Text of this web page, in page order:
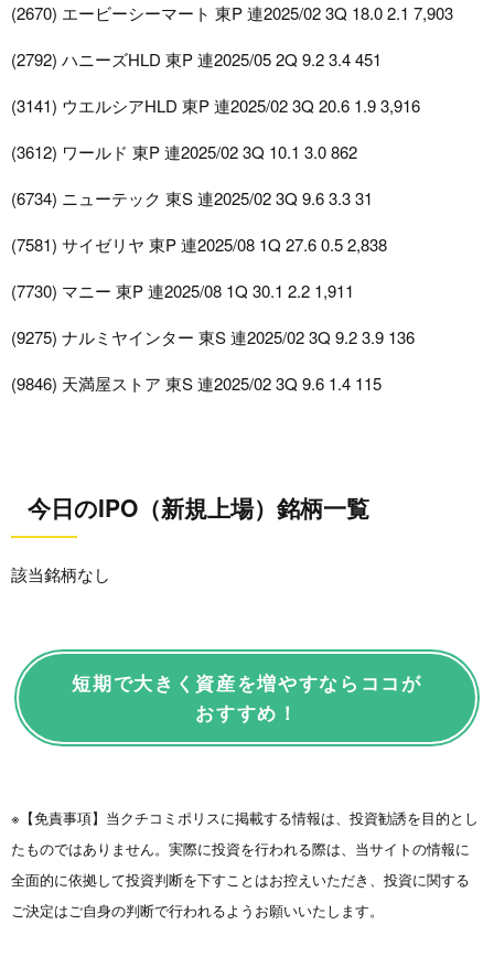
(2670) エービーシーマート 東P 連2025/02 3Q 18.0 2.1 7,903
(2792) ハニーズHLD 東P 連2025/05 2Q 9.2 3.4 451
(3141) ウエルシアHLD 東P 連2025/02 3Q 20.6 1.9 3,916
(3612) ワールド 東P 連2025/02 3Q 10.1 3.0 862
(6734) ニューテック 東S 連2025/02 3Q 9.6 3.3 31
(7581) サイゼリヤ 東P 連2025/08 1Q 27.6 0.5 2,838
(7730) マニー 東P 連2025/08 1Q 30.1 2.2 1,911
(9275) ナルミヤインター 東S 連2025/02 3Q 9.2 3.9 136
(9846) 天満屋ストア 東S 連2025/02 3Q 9.6 1.4 115
今日のIPO（新規上場）銘柄一覧
該当銘柄なし
短期で大きく資産を増やすならココが
おすすめ！
※【免責事項】当クチコミポリスに掲載する情報は、投資勧誘を目的とし
たものではありません。実際に投資を行われる際は、当サイトの情報に
全面的に依拠して投資判断を下すことはお控えいただき、投資に関する
ご決定はご自身の判断で行われるようお願いいたします。